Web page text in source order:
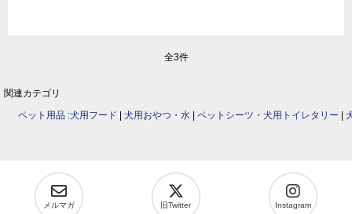
全3件
関連カテゴリ
ペット用品 :犬用フード | 犬用おやつ・水 | ペットシーツ・犬用トイレタリー |
メルマガ 旧Twitter Instagram